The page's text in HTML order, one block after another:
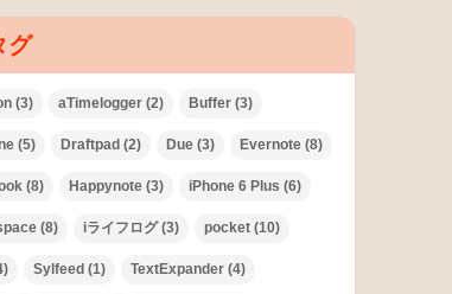
グ
(3) aTimelogger (2) Buffer (3)
(5) Draftpad (2) Due (3) Evernote (8)
(8) Happynote (3) iPhone 6 Plus (6)
(8) iライフログ(3) pocket (10)
Sylfeed (1) TextExpander (4)